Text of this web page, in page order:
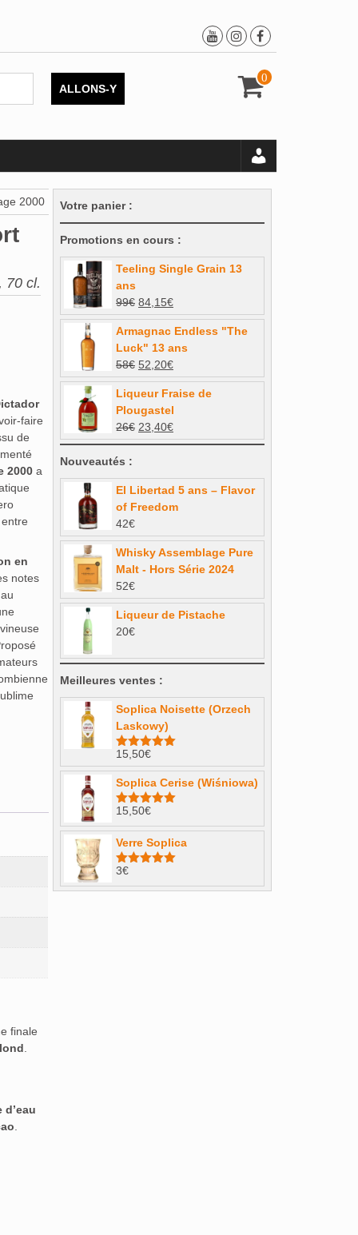
0
ALLONS-Y
2000
70 cl.
de
2000a
en
notes
finale
.
.
Votre panier :
Promotions en cours :
Teeling Single Grain 13
ans
99€ Le
prix
initial
était :
99€.
84,15€Le
prix
actuel
est :
84,15€.
Armagnac Endless "The
Luck" 13 ans
58€ Le
prix
initial
était :
58€.
52,20€Le
prix
actuel
est :
52,20€.
Liqueur Fraise de
Plougastel
26€ Le
prix
était :
26€.
23,40€Le
prix
est :
23,40€.
Nouveautés :
El Libertad 5 ans – Flavor
of Freedom
42€
Whisky Assemblage Pure
Malt - Hors Série 2024
52€
Liqueur de Pistache
20€
Meilleures ventes :
Soplica Noisette (Orzech
Laskowy)
Note4.98
sur 5
15,50€
Soplica Cerise (Wiśniowa)
Note5.00
sur 5
15,50€
Verre Soplica
Note
sur 5
3€